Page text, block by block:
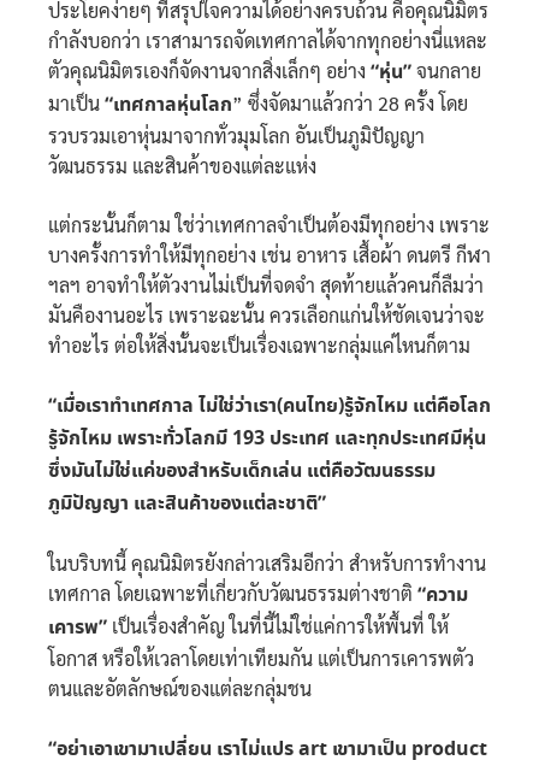
ประโยคง่ายๆ ที่สรุปใจความได้อย่างครบถ้วน คือคุณนิมิตร
กำลังบอกว่า เราสามารถจัดเทศกาลได้จากทุกอย่างนี่แหละ
ตัวคุณนิมิตรเองก็จัดงานจากสิ่งเล็กๆ อย่าง “หุ่น”จนกลาย
มาเป็น“เทศกาลหุ่นโลก” ซึ่งจัดมาแล้วกว่า 28 ครั้ง โดย
รวบรวมเอาหุ่นมาจากทั่วมุมโลก อันเป็นภูมิปัญญา
วัฒนธรรม และสินค้าของแต่ละแห่ง
แต่กระนั้นก็ตาม ใช่ว่าเทศกาลจำเป็นต้องมีทุกอย่าง เพราะ
บางครั้งการทำให้มีทุกอย่าง เช่น อาหาร เสื้อผ้า ดนตรี กีฬา
ฯลฯ อาจทำให้ตัวงานไม่เป็นที่จดจำ สุดท้ายแล้วคนก็ลืมว่า
มันคืองานอะไร เพราะฉะนั้น ควรเลือกแก่นให้ชัดเจนว่าจะ
ทำอะไร ต่อให้สิ่งนั้นจะเป็นเรื่องเฉพาะกลุ่มแค่ไหนก็ตาม
“เมื่อเราทำเทศกาล ไม่ใช่ว่าเรา(คนไทย)รู้จักไหม แต่คือโลก
รู้จักไหม เพราะทั่วโลกมี 193 ประเทศ และทุกประเทศมีหุ่น
ซึ่งมันไม่ใช่แค่ของสำหรับเด็กเล่น แต่คือวัฒนธรรม
ภูมิปัญญา และสินค้าของแต่ละชาติ”
ในบริบทนี้ คุณนิมิตรยังกล่าวเสริมอีกว่า สำหรับการทำงาน
เทศกาล โดยเฉพาะที่เกี่ยวกับวัฒนธรรมต่างชาติ “ความ
เคารพ” เป็นเรื่องสำคัญ ในที่นี้ไม่ใช่แค่การให้พื้นที่ ให้
โอกาส หรือให้เวลาโดยเท่าเทียมกัน แต่เป็นการเคารพตัว
ตนและอัตลักษณ์ของแต่ละกลุ่มชน
“อย่าเอาเขามาเปลี่ยน เราไม่แปร art เขามาเป็น product